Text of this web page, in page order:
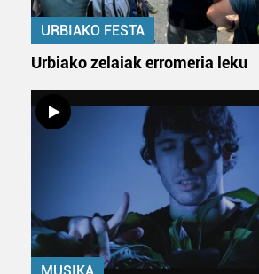
URBIAKO FESTA
Urbiako zelaiak erromeria leku